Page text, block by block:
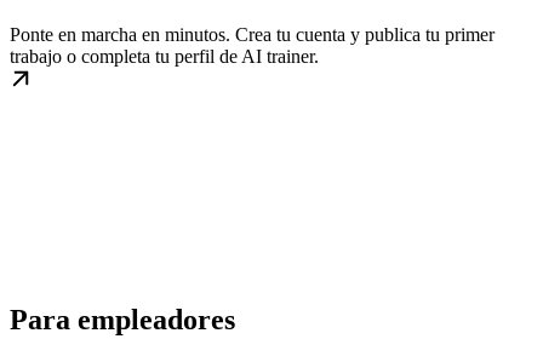
Ponte en marcha en minutos. Crea tu cuenta y publica tu primer
trabajo o completa tu perfil de AI trainer.
Para empleadores